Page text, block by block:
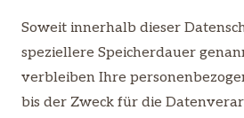
Soweit innerhalb dieser
speziellere Speicherdauer
verbleiben Ihre
bis der Zweck für die